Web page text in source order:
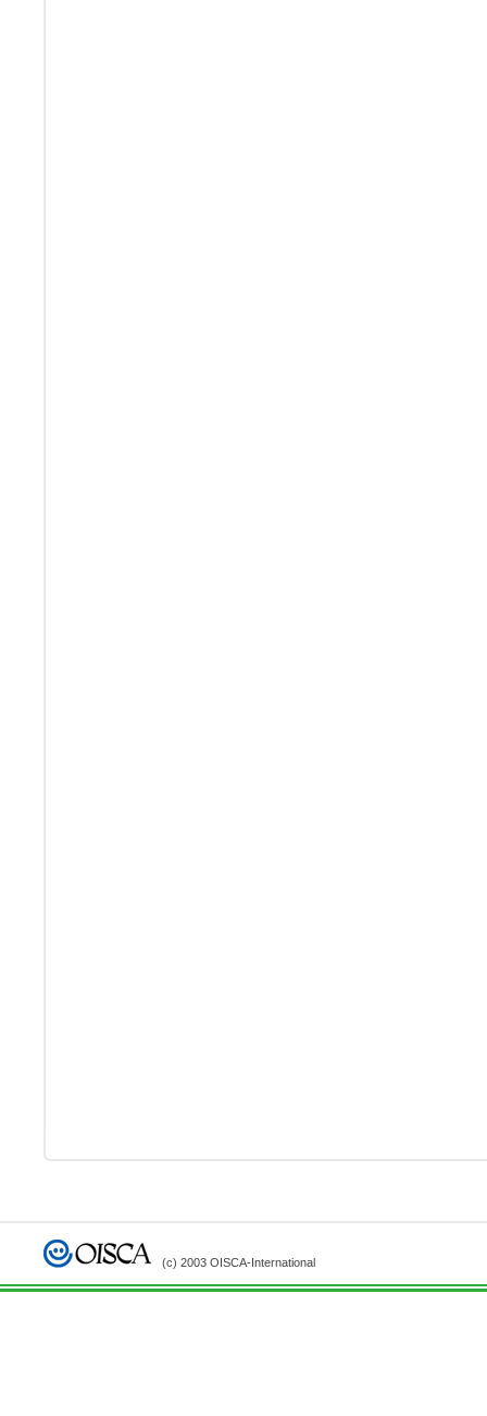
(c) 2003 OISCA-International